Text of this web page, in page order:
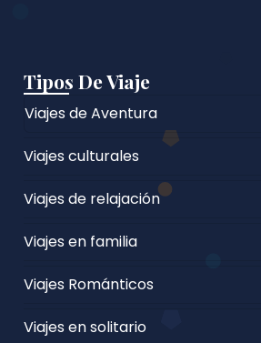
Tipos De Viaje
Viajes de Aventura
Viajes culturales
Viajes de relajación
Viajes en familia
Viajes Románticos
Viajes en solitario